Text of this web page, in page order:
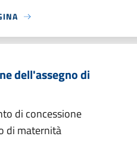
dell'assegno di
di concessione
di maternità